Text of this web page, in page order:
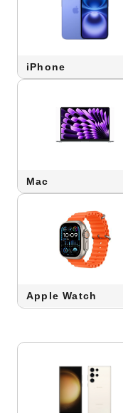
iPhone
Mac
Apple Watch